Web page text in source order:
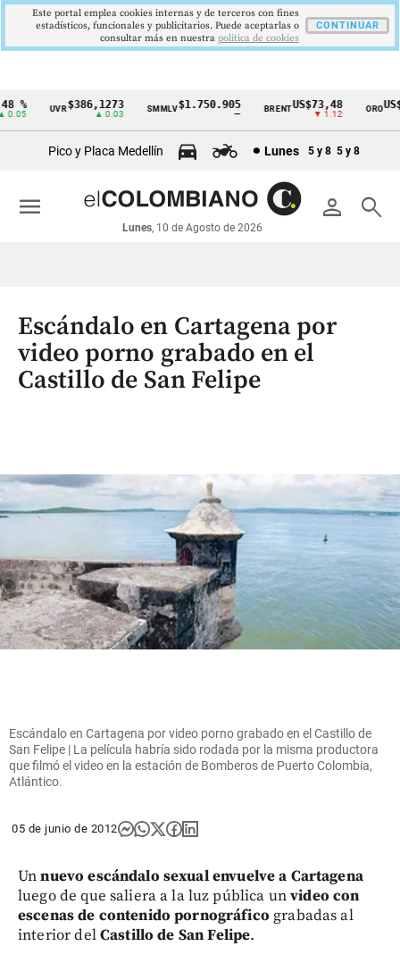
Cintillo
económicos
Colombia
% UVR$386,1273
▲ 0.03
SMMLV$1.750.905 BRENTUS$73,48
▼ 1.12
ORO
Pico y Placa Medellín Lunes 5 y 8 5 y 8
person search
Lunes, 10 de Agosto de 2026
menu
Escándalo en Cartagena por
video porno grabado en el
Castillo de San Felipe
Escándalo en Cartagena por video porno grabado en el Castillo de
San Felipe | La película habría sido rodada por la misma productora
que filmó el video en la estación de Bomberos de Puerto Colombia,
Atlántico.
05 de junio de 2012
Unnuevo escándalo sexual envuelve a Cartagena
luego de que saliera a la luz pública unvideo con
escenas de contenido pornográfico grabadas al
interior delCastillo de San Felipe.
Este portal emplea cookies internas y de terceros con fines
estadísticos, funcionales y publicitarios. Puede aceptarlas o
consultar más en nuestra politica de cookies
CONTINUAR